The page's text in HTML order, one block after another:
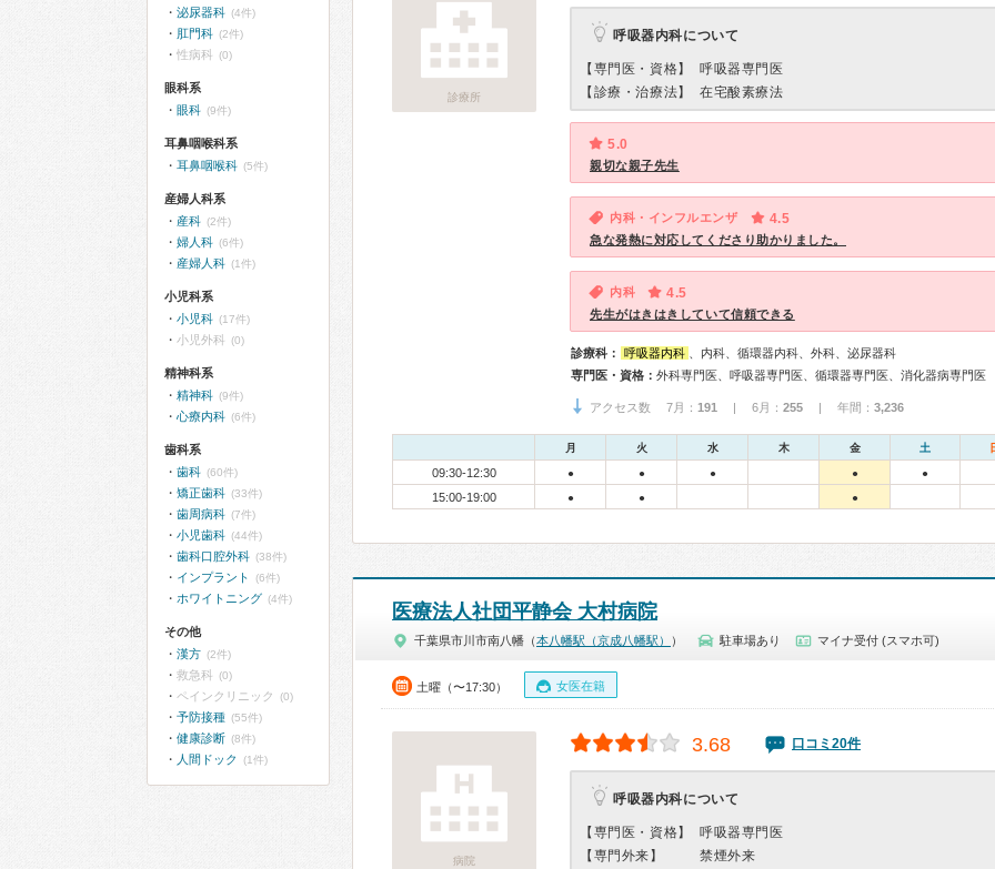
診療所
呼吸器内科について
【専門医・資格】
呼吸器専門医
【診療・治療法】
在宅酸素療法
5.0
親切な親子先生
内科・インフルエンザ 4.5
急な発熱に対応してくださり助かりました。
内科 4.5
先生がはきはきしていて信頼できる
診療科： 呼吸器内科
、内科、循環器内科、外科、泌尿器科
専門医・資格： 外科専門医、呼吸器専門医、循環器専門医、消化器病専門医
アクセス数 7月： 191 | 6月： 255 | 年間： 3,236
月 火 水 木 金 土
09:30-12:30 ● ● ● ● ●
15:00-19:00 ● ● ●
医療法人社団平静会 大村病院
千葉県市川市南八幡（本八幡駅（京成八幡駅） ） 駐車場あり マイナ受付 (スマホ可)
土曜（〜17:30） 女医在籍
病院
3.68 口コミ20件
呼吸器内科について
【専門医・資格】
呼吸器専門医
【専門外来】
禁煙外来
泌尿器科 (4件)
肛門科 (2件)
性病科 (0)
眼科系
眼科 (9件)
耳鼻咽喉科系
耳鼻咽喉科 (5件)
産婦人科系
産科 (2件)
婦人科 (6件)
産婦人科 (1件)
小児科系
小児科 (17件)
小児外科 (0)
精神科系
精神科 (9件)
心療内科 (6件)
歯科系
歯科 (60件)
矯正歯科 (33件)
歯周病科 (7件)
小児歯科 (44件)
歯科口腔外科 (38件)
インプラント (6件)
ホワイトニング (4件)
その他
漢方 (2件)
救急科 (0)
ペインクリニック (0)
予防接種 (55件)
健康診断 (8件)
人間ドック (1件)